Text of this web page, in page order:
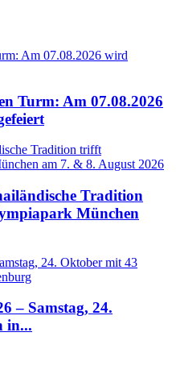
Turm: Am 07.08.2026
Tradition
München
– Samstag, 24.
in...